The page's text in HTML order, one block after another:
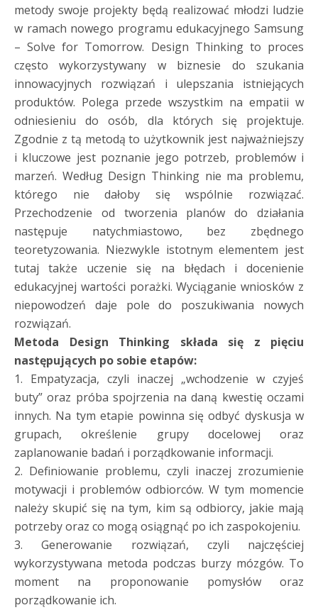
metody swoje projekty będą realizować młodzi ludzie
w ramach nowego programu edukacyjnego Samsung
– Solve for Tomorrow. Design Thinking to proces
często wykorzystywany w biznesie do szukania
innowacyjnych rozwiązań i ulepszania istniejących
produktów. Polega przede wszystkim na empatii w
odniesieniu do osób, dla których się projektuje.
Zgodnie z tą metodą to użytkownik jest najważniejszy
i kluczowe jest poznanie jego potrzeb, problemów i
marzeń. Według Design Thinking nie ma problemu,
którego nie dałoby się wspólnie rozwiązać.
Przechodzenie od tworzenia planów do działania
następuje natychmiastowo, bez zbędnego
teoretyzowania. Niezwykle istotnym elementem jest
tutaj także uczenie się na błędach i docenienie
edukacyjnej wartości porażki. Wyciąganie wniosków z
niepowodzeń daje pole do poszukiwania nowych
rozwiązań.
Metoda Design Thinking składa się z pięciu
następujących po sobie etapów:
1. Empatyzacja, czyli inaczej „wchodzenie w czyjeś
buty” oraz próba spojrzenia na daną kwestię oczami
innych. Na tym etapie powinna się odbyć dyskusja w
grupach, określenie grupy docelowej oraz
zaplanowanie badań i porządkowanie informacji.
2. Definiowanie problemu, czyli inaczej zrozumienie
motywacji i problemów odbiorców. W tym momencie
należy skupić się na tym, kim są odbiorcy, jakie mają
potrzeby oraz co mogą osiągnąć po ich zaspokojeniu.
3. Generowanie rozwiązań, czyli najczęściej
wykorzystywana metoda podczas burzy mózgów. To
moment na proponowanie pomysłów oraz
porządkowanie ich.